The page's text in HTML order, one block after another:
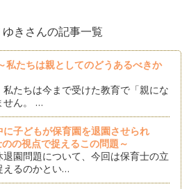
ゆきさんの記事一覧
私たちは親としてのどうあるべきか
たちは今まで受けた教育で「親にな
せん。 …
子どもが保育園を退園させられ
の視点で捉えるこの問題～
園問題について、今回は保育士の立
えるのかとい…